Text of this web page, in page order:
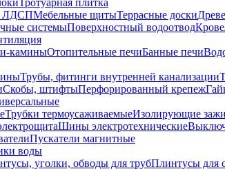
Тротуарная плитка
ЛДСПМебельные щитыТеррасные доски
системыПоверхностный водоотвод
каминыОтопительные печиБанные печи
Трубы, фитинги внутренней канализации
Скобы, штифтыПерфорированный крепеж
Трубки термоусаживаемыеИзолирующие
Шины электротехнические
Пускатели магнитные
воды
уголки, обводы для трубПлинтусы для